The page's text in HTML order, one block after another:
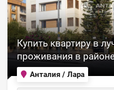
Анталия / Лара
Купить квартиру в
проживания в